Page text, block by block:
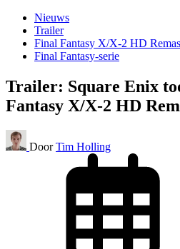
Nieuws
Trailer
Final Fantasy X/X-2 HD
Final Fantasy-serie
Trailer: Square Enix
Fantasy X/X-2 HD
Door Tim Holling